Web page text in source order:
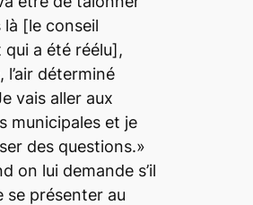
là [le conseil
a été réélu],
l’air déterminé
vais aller aux
municipales et je
des questions.»
on lui demande s’il
se présenter au